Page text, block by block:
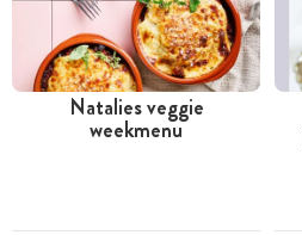
Natalies veggie
weekmenu